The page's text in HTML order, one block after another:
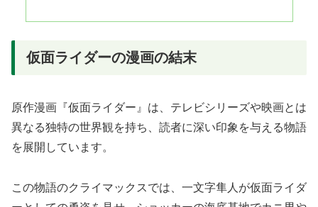
仮面ライダーの漫画の結末
原作漫画『仮面ライダー』は、テレビシリーズや映画とは
異なる独特の世界観を持ち、読者に深い印象を与える物語
を展開しています。
この物語のクライマックスでは、一文字隼人が仮面ライダ